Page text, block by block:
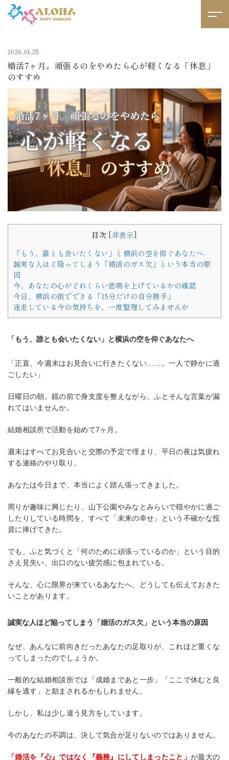
2026.04.25
婚活7ヶ月。頑張るのをやめたら心が軽くなる「休息」
のすすめ
目次 [非表示]
「もう、誰とも会いたくない」と横浜の空を仰ぐあなたへ
誠実な人ほど陥ってしまう「婚活のガス欠」という本当の原
因
今、あなたの心がどれくらい悲鳴を上げているかの確認
今日、横浜の街でできる「15分だけの自分勝手」
迷走している今の気持ちを、一度整理してみませんか
「もう、誰とも会いたくない」と横浜の空を仰ぐあなたへ
「正直、今週末はお見合いに行きたくない……。一人で静かに過
ごしたい」
日曜日の朝。鏡の前で身支度を整えながら、ふとそんな言葉が漏
れてはいませんか。
結婚相談所で活動を始めて7ヶ月。
週末はすべてお見合いと交際の予定で埋まり、平日の夜は気疲れ
する連絡のやり取り。
あなたは今日まで、本当によく踏ん張ってきました。
周りが趣味に興じたり、山下公園やみなとみらいで穏やかに過ご
したりしている時間を、すべて「未来の幸せ」という不確かな投
資に捧げてきた。
でも、ふと気づくと「何のために頑張っているのか」という目的
さえ見失い、出口のない疲労感に包まれている。
そんな、心に限界が来ているあなたへ、どうしても伝えておきた
いことがあります。
誠実な人ほど陥ってしまう「婚活のガス欠」という本当の原因
なぜ、あんなに前向きだったあなたの足取りが、これほど重くな
ってしまったのでしょうか。
一般的な結婚相談所では「成婚まであと一歩」「ここで休むと良
縁を逃す」と励まされるかもしれません。
しかし、私は少し違う見方をしています。
今のあなたの不調は、決して気合が足りないのではありません。
「婚活を『心』ではなく『義務』にしてしまったこと」 が最大の